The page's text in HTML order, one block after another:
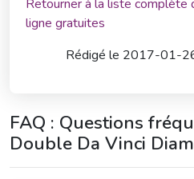
Retourner à la liste complète
ligne gratuites
Rédigé le 2017-01-
FAQ : Questions
Double Da Vinci